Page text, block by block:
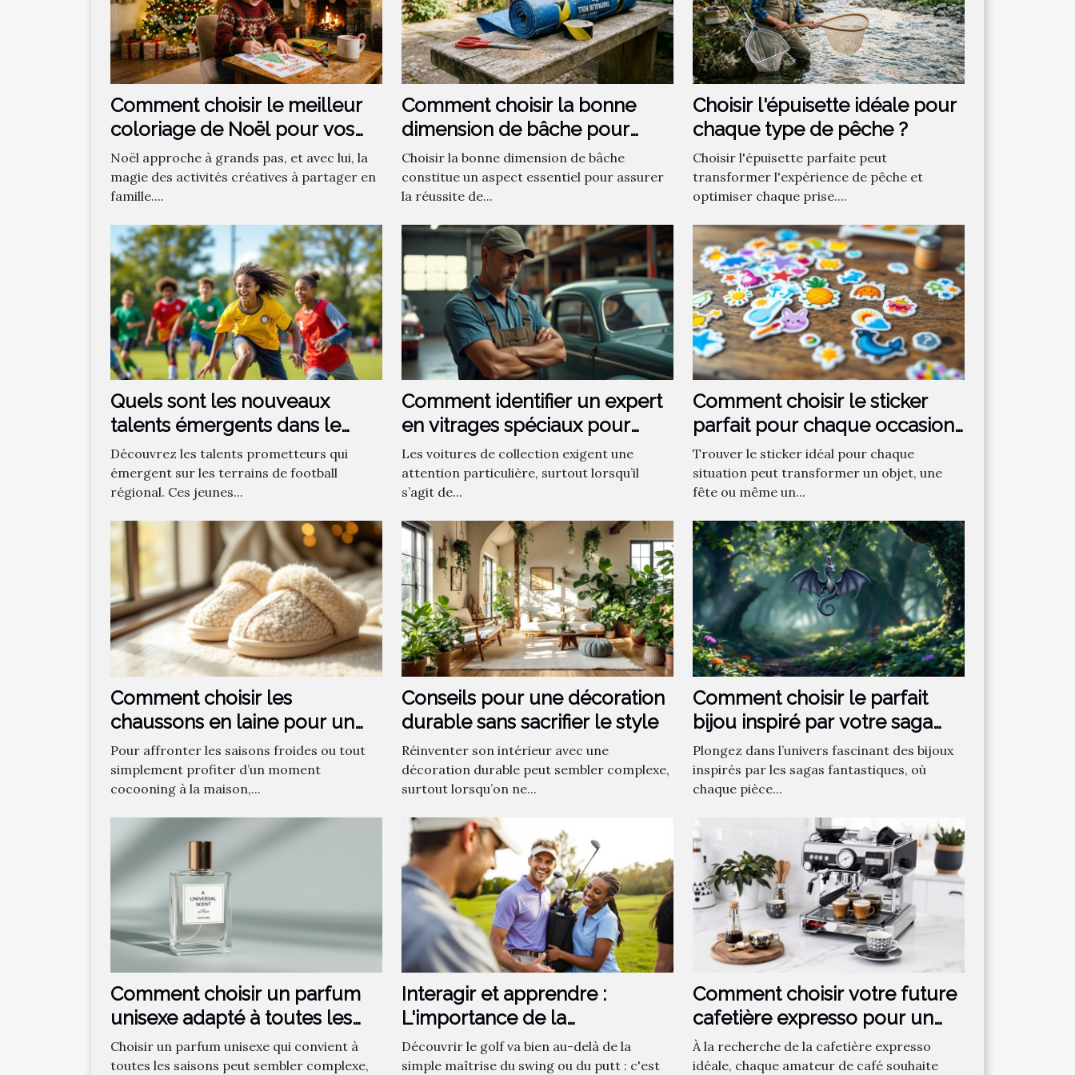
Comment choisir le meilleur
coloriage de Noël pour vos
enfants ?
Noël approche à grands pas, et avec lui, la
magie des activités créatives à partager en
famille....
Comment choisir la bonne
dimension de bâche pour
votre projet ?
Choisir la bonne dimension de bâche
constitue un aspect essentiel pour assurer
la réussite de...
Choisir l'épuisette idéale pour
chaque type de pêche ?
Choisir l'épuisette parfaite peut
transformer l'expérience de pêche et
optimiser chaque prise....
Quels sont les nouveaux
talents émergents dans le
football régional ?
Découvrez les talents prometteurs qui
émergent sur les terrains de football
régional. Ces jeunes...
Comment identifier un expert
en vitrages spéciaux pour
voitures de collection ?
Les voitures de collection exigent une
attention particulière, surtout lorsqu’il
s’agit de...
Comment choisir le sticker
parfait pour chaque occasion
?
Trouver le sticker idéal pour chaque
situation peut transformer un objet, une
fête ou même un...
Comment choisir les
chaussons en laine pour un
confort optimal ?
Pour affronter les saisons froides ou tout
simplement profiter d’un moment
cocooning à la maison,...
Conseils pour une décoration
durable sans sacrifier le style
Réinventer son intérieur avec une
décoration durable peut sembler complexe,
surtout lorsqu’on ne...
Comment choisir le parfait
bijou inspiré par votre saga
fantastique préférée ?
Plongez dans l’univers fascinant des bijoux
inspirés par les sagas fantastiques, où
chaque pièce...
Comment choisir un parfum
unisexe adapté à toutes les
saisons ?
Choisir un parfum unisexe qui convient à
toutes les saisons peut sembler complexe,
Interagir et apprendre :
L'importance de la
communauté dans
l'apprentissage du golf
Découvrir le golf va bien au-delà de la
simple maîtrise du swing ou du putt : c'est
Comment choisir votre future
cafetière expresso pour un
café parfait ?
À la recherche de la cafetière expresso
idéale, chaque amateur de café souhaite